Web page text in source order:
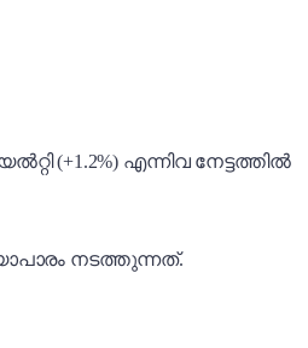
(+1.2%) എന്നിവ നേട്ടത്തിൽ
നടത്തുന്നത്.